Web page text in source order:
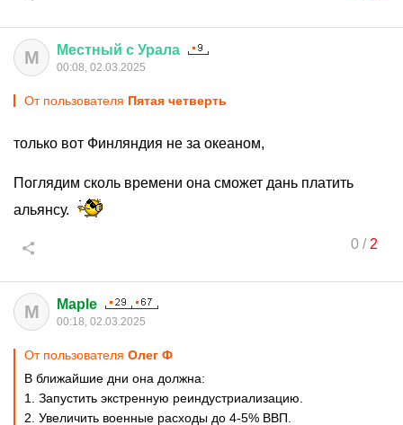
М Местный с Урала
00:08, 02.03.2025
От пользователя Пятая четверть
только вот Финляндия не за океаном,
Поглядим сколь времени она сможет дань платить
альянсу.
0/ 2
M Maple
00:18, 02.03.2025
От пользователя Олег Ф
В ближайшие дни она должна:
1. Запустить экстренную реиндустриализацию.
2. Увеличить военные расходы до 4-5% ВВП.